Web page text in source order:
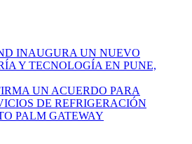
INAUGURA UN NUEVO
Y TECNOLOGÍA EN PUNE,
UN ACUERDO PARA
DE REFRIGERACIÓN
PALM GATEWAY